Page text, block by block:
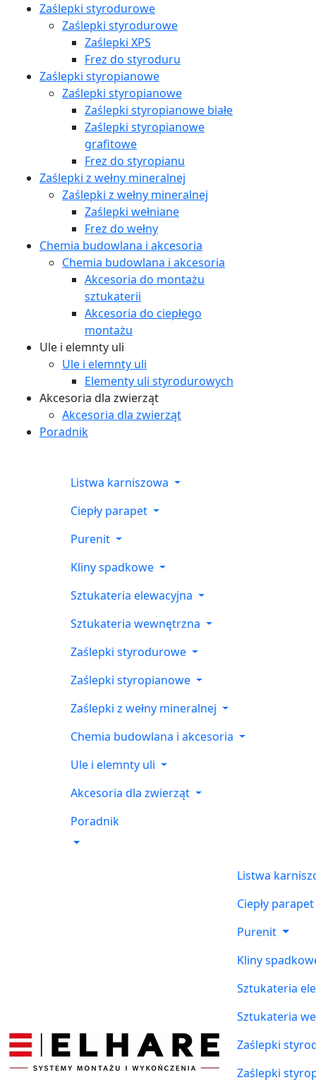
Zaślepki styrodurowe
Zaślepki styrodurowe
Zaślepki XPS
Frez do styroduru
Zaślepki styropianowe
Zaślepki styropianowe
Zaślepki styropianowe białe
Zaślepki styropianowe
grafitowe
Frez do styropianu
Zaślepki z wełny mineralnej
Zaślepki z wełny mineralnej
Zaślepki wełniane
Frez do wełny
Chemia budowlana i akcesoria
Chemia budowlana i akcesoria
Akcesoria do montażu
sztukaterii
Akcesoria do ciepłego
montażu
Ule i elemnty uli
Ule i elemnty uli
Elementy uli styrodurowych
Akcesoria dla zwierząt
Akcesoria dla zwierząt
Poradnik
Listwa karniszowa
Ciepły parapet
Purenit
Kliny spadkowe
Sztukateria elewacyjna
Sztukateria wewnętrzna
Zaślepki styrodurowe
Zaślepki styropianowe
Zaślepki z wełny mineralnej
Chemia budowlana i akcesoria
Ule i elemnty uli
Akcesoria dla zwierząt
Poradnik
Listwa
Ciepły parapet
Purenit
Kliny
Sztukateria
Sztukateria
Zaślepki
Zaślepki